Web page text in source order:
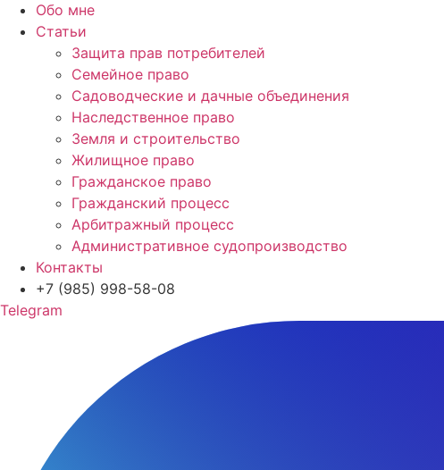
Обо мне
Статьи
Защита прав потребителей
Семейное право
Садоводческие и дачные объединения
Наследственное право
Земля и строительство
Жилищное право
Гражданское право
Гражданский процесс
Арбитражный процесс
Административное судопроизводство
Контакты
+7 (985) 998-58-08
Telegram